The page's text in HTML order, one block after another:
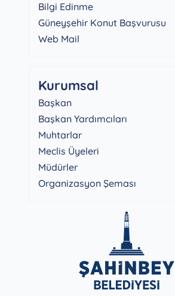
Bilgi Edinme
Güneyşehir Konut Başvurusu
Web Mail
Kurumsal
Başkan
Başkan Yardımcıları
Muhtarlar
Meclis Üyeleri
Müdürler
Organizasyon Şeması